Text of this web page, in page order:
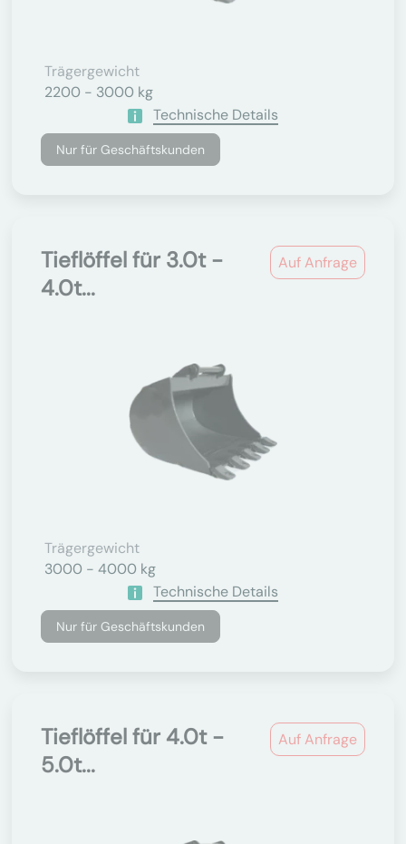
Trägergewicht
2200 - 3000 kg
Technische Details
Nur für Geschäftskunden
Auf Anfrage
Tieflöffel für 3.0t -
4.0t...
Trägergewicht
3000 - 4000 kg
Technische Details
Nur für Geschäftskunden
Auf Anfrage
Tieflöffel für 4.0t -
5.0t...